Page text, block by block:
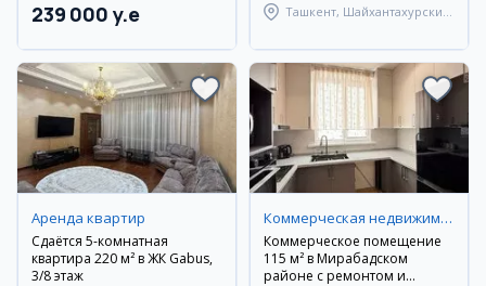
239 000 y.e
Ташкент, Шайхантахурский
Аренда квартир
Сдаётся 5-комнатная
квартира 220 м² в ЖК Gabus,
3/8 этаж
Коммерческая недвижимость
Коммерческое помещение
115 м² в Мирабадском
районе с ремонтом и